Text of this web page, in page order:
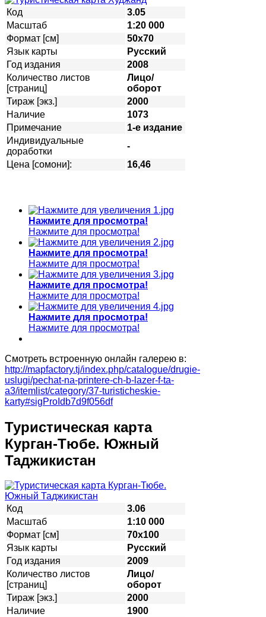
Код
3.05
Масштаб
1:20 000
Формат [см]
50х70
Язык карты
Русский
Год издания
2008
Количество листов
[страниц]
Лицо/
оборот
Тираж [экз.]
2000
Наличие
1073
Примечание
1-е издание
Индивидуальные
доработки
-
Цена [сомони]:
16,46
Нажмите для просмотра!
Нажмите для просмотра!
Нажмите для просмотра!
Нажмите для просмотра!
Нажмите для просмотра!
Нажмите для просмотра!
Нажмите для просмотра!
Нажмите для просмотра!
Смотреть встроенную онлайн галерею в:
http://mapfactory.tj/index.php/catalogue/drugie-
uslugi/pechat-na-printere-ch-b-lazer-f-ta-
a3/itemlist/category/37-turisticheskie-
karty#sigProIdb7d9f056df
Туристическая карта
Курган-Тюбе. Южный
Таджикистан
Код
3.06
Масштаб
1:10 000
Формат [см]
70х100
Язык карты
Русский
Год издания
2009
Количество листов
[страниц]
Лицо/
оборот
Тираж [экз.]
2000
Наличие
1900